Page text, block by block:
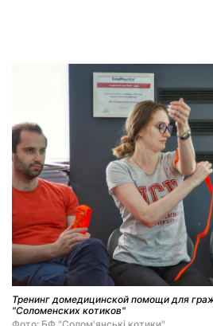
Тренинг домедицинской помощи для
"Соломенских котиков"
Фото: БФ "Солом'янські котики"